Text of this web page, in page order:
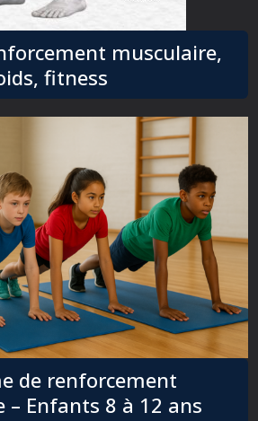
musculaire,
fitness
de renforcement
– Enfants 8 à 12 ans